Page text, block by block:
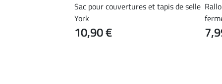
Sac pour couvertures et tapis de selle
York
10,90 €